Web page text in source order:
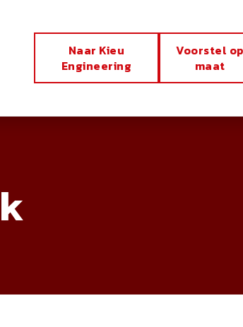
Naar Kieu
Engineering
Voorstel op
maat